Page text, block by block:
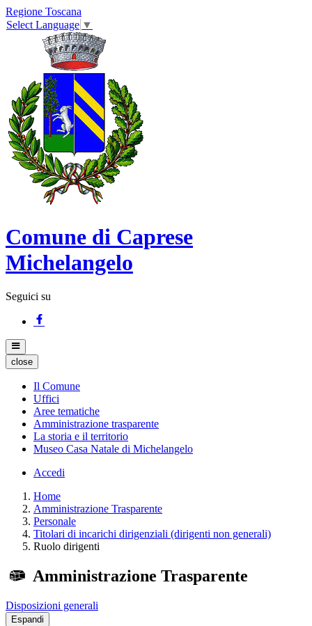
Regione Toscana
Select Language ▼
Comune di Caprese
Michelangelo
Seguici su
close
Il Comune
Uffici
Aree tematiche
Amministrazione trasparente
La storia e il territorio
Museo Casa Natale di Michelangelo
Accedi
Home
Amministrazione Trasparente
Personale
Titolari di incarichi dirigenziali (dirigenti non generali)
Ruolo dirigenti
Amministrazione Trasparente
Disposizioni generali
Espandi